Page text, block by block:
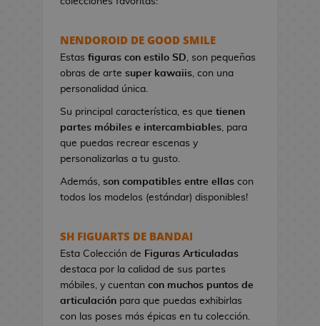
e
a
s
d
e
i
d
e
o
j
u
o
s
P
i
n
NENDOROID DE GOOD SMILE
Estas figuras con estilo SD, son pequeñas
obras de arte super kawaiis, con una
personalidad única.
Su principal característica, es que tienen
partes móbiles e intercambiables, para
que puedas recrear escenas y
personalizarlas a tu gusto.
Además, son compatibles entre ellas con
todos los modelos (estándar) disponibles!
SH FIGUARTS DE BANDAI
Esta Colección de Figuras Articuladas
destaca por la calidad de sus partes
móbiles, y cuentan con muchos puntos de
articulación para que puedas exhibirlas
con las poses más épicas en tu colección.